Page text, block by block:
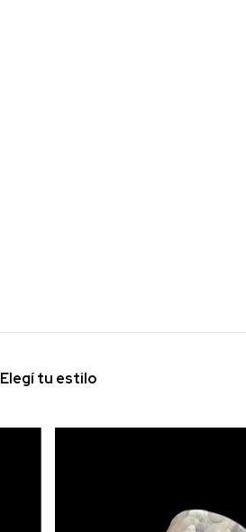
Elegí tu estilo